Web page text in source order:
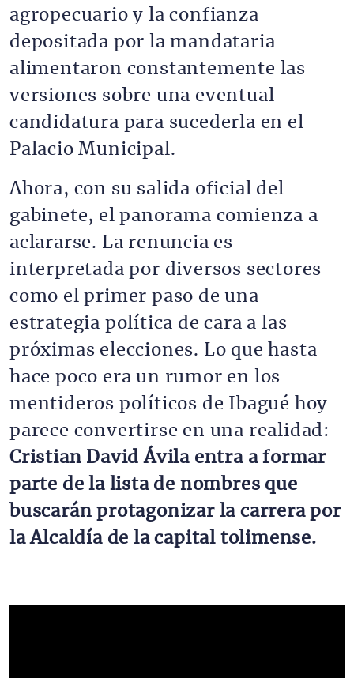
agropecuario y la confianza
depositada por la mandataria
alimentaron constantemente las
versiones sobre una eventual
candidatura para sucederla en el
Palacio Municipal.
Ahora, con su salida oficial del
gabinete, el panorama comienza a
aclararse. La renuncia es
interpretada por diversos sectores
como el primer paso de una
estrategia política de cara a las
próximas elecciones. Lo que hasta
hace poco era un rumor en los
mentideros políticos de Ibagué hoy
parece convertirse en una realidad:
Cristian David Ávila entra a formar
parte de la lista de nombres que
buscarán protagonizar la carrera por
la Alcaldía de la capital tolimense.